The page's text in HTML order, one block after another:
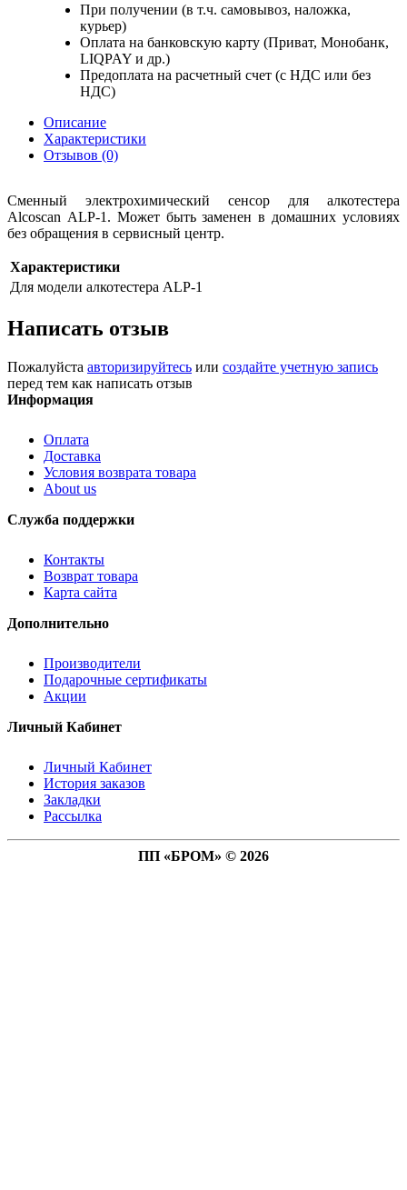
При получении (в т.ч. самовывоз, наложка,
курьер)
Оплата на банковскую карту (Приват, Монобанк,
LIQPAY и др.)
Предоплата на расчетный счет (с НДС или без
НДС)
Описание
Характеристики
Отзывов (0)
Сменный электрохимический сенсор для алкотестера
Alcoscan ALP-1 . Может быть заменен в домашних условиях
без обращения в сервисный центр.
Характеристики
Для модели алкотестера ALP-1
Написать отзыв
Пожалуйста авторизируйтесь или создайте учетную запись
перед тем как написать отзыв
Информация
Оплата
Доставка
Условия возврата товара
About us
Служба поддержки
Контакты
Возврат товара
Карта сайта
Дополнительно
Производители
Подарочные сертификаты
Акции
Личный Кабинет
Личный Кабинет
История заказов
Закладки
Рассылка
ПП «БРОМ» © 2026